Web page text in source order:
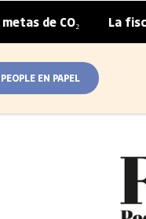
| La fiscalidad
EN PAPEL